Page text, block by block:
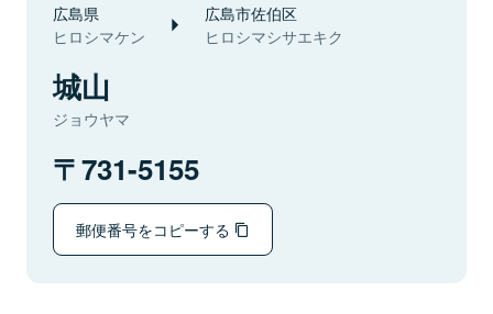
広島県
ヒロシマケン
広島市佐伯区
ヒロシマシサエキク
城山
ジョウヤマ
731-5155
郵便番号をコピーする